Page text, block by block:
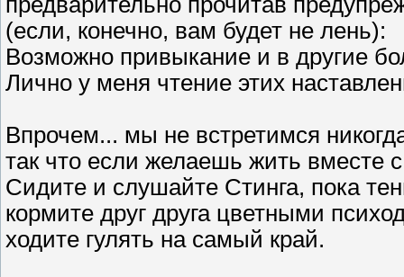
(если, конечно, вам будет не лень):
Возможно привыкание и в другие
Лично у меня чтение этих
Впрочем... мы не встретимся
так что если желаешь жить вместе
Сидите и слушайте Стинга, пока
кормите друг друга цветными
ходите гулять на самый край.